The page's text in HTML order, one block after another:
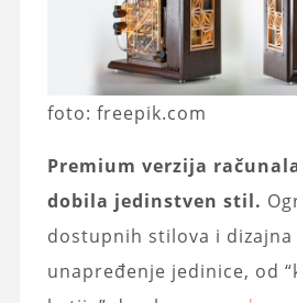
foto: freepik.com
Premium verzija
dobila jedinstven stil.
dostupnih stilova i dizajna
unapređenje jedinice, od